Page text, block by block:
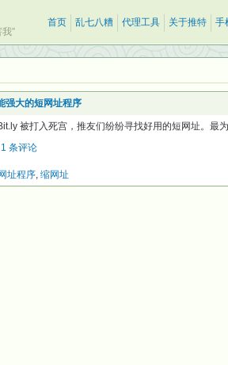
”
首页 乱七八糟 代理工具 关于推特 手
强大的短网址程序
被打入死宫，推友们纷纷寻找好用的短网址。最
1 条评论
址程序, 缩网址